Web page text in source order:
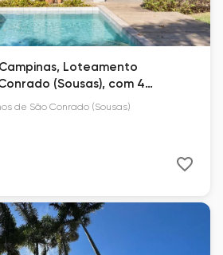
Loteamento
(Sousas), com 4
de São Conrado (Sousas)